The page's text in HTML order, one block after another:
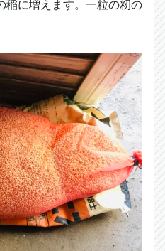
稲に増えます。一粒の籾の